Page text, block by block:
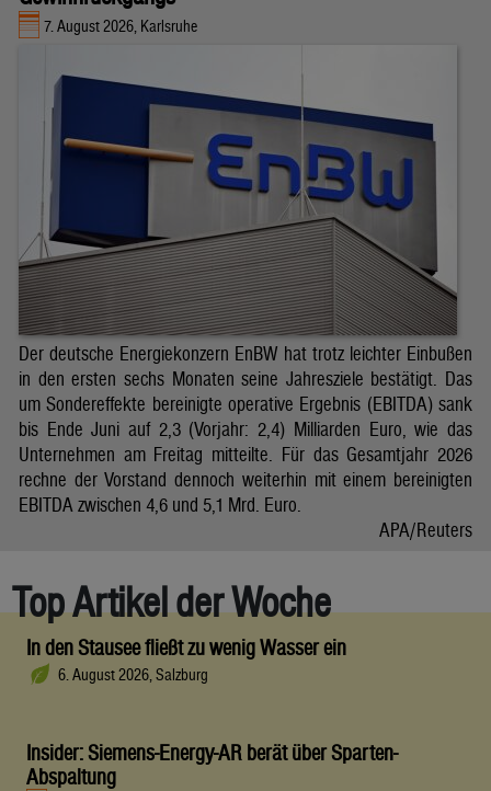
7. August 2026, Karlsruhe
Der deutsche Energiekonzern EnBW hat trotz leichter Einbußen
in den ersten sechs Monaten seine Jahresziele bestätigt. Das
um Sondereffekte bereinigte operative Ergebnis (EBITDA) sank
bis Ende Juni auf 2,3 (Vorjahr: 2,4) Milliarden Euro, wie das
Unternehmen am Freitag mitteilte. Für das Gesamtjahr 2026
rechne der Vorstand dennoch weiterhin mit einem bereinigten
EBITDA zwischen 4,6 und 5,1 Mrd. Euro.
APA/Reuters
Top Artikel der Woche
In den Stausee fließt zu wenig Wasser ein
6. August 2026, Salzburg
Insider: Siemens-Energy-AR berät über Sparten-
Abspaltung